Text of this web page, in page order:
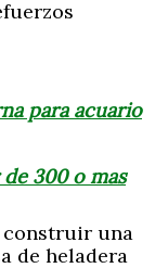
para acuario
300 o mas
construir una
de heladera